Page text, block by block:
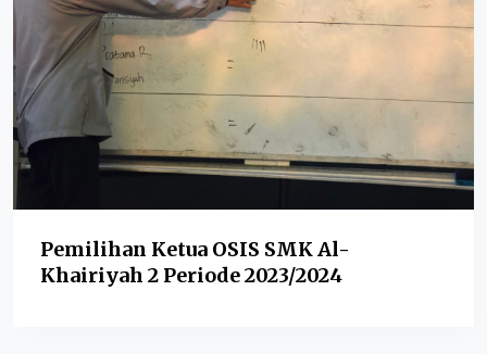
Pemilihan Ketua OSIS SMK Al-
Khairiyah 2 Periode 2023/2024